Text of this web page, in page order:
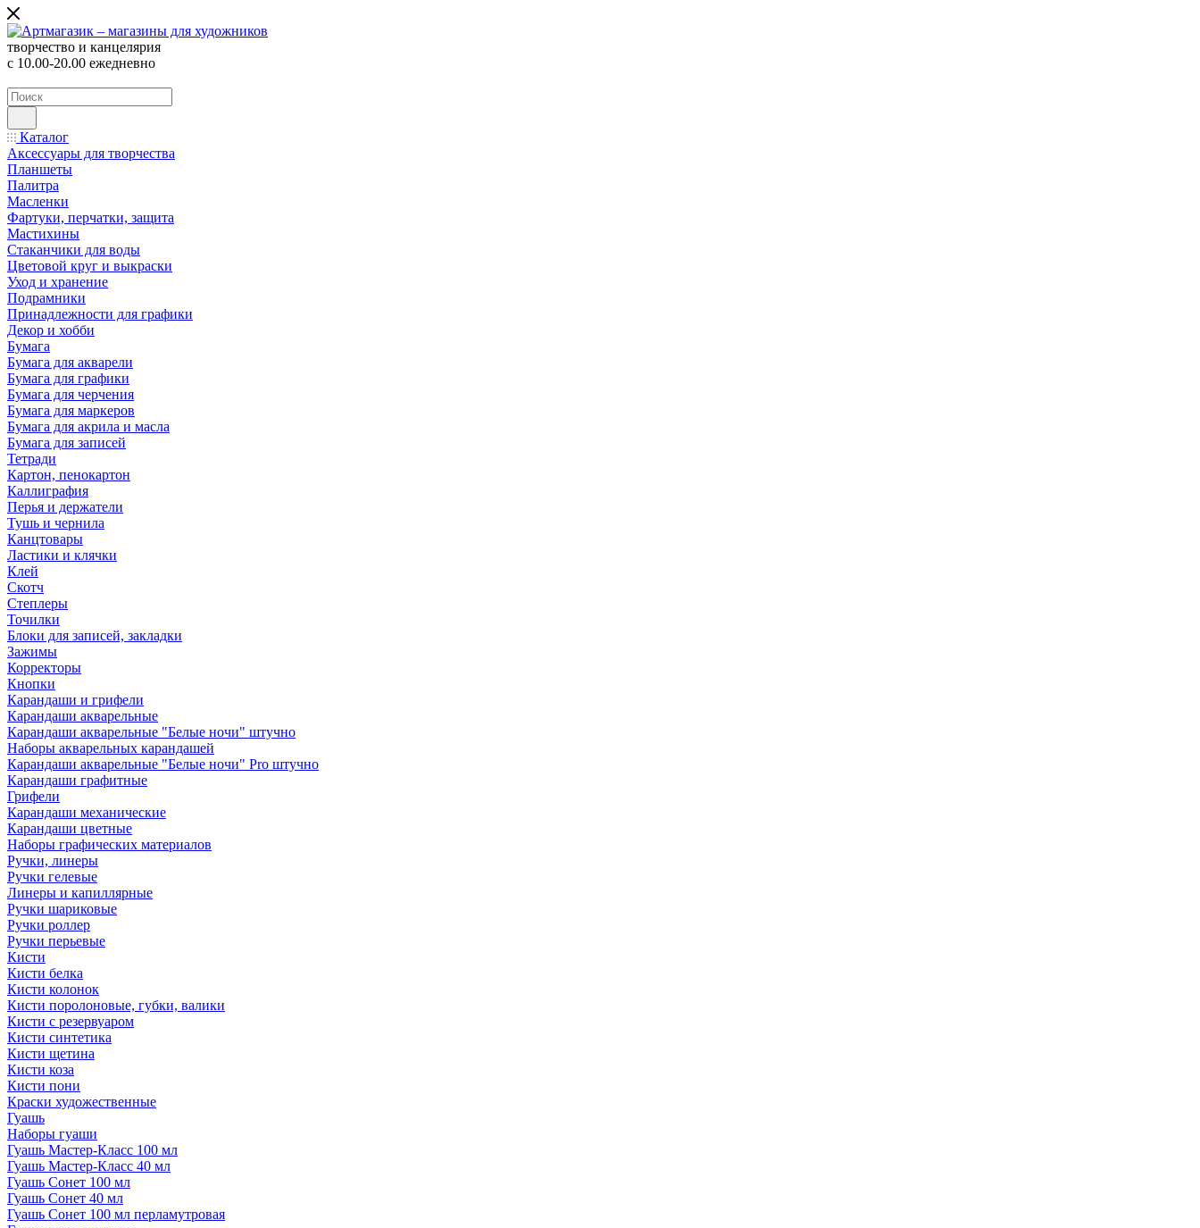
творчество и канцелярия
с 10.00-20.00 ежедневно
Каталог
Аксессуары для творчества
Планшеты
Палитра
Масленки
Фартуки, перчатки, защита
Мастихины
Стаканчики для воды
Цветовой круг и выкраски
Уход и хранение
Подрамники
Принадлежности для графики
Декор и хобби
Бумага
Бумага для акварели
Бумага для графики
Бумага для черчения
Бумага для маркеров
Бумага для акрила и масла
Бумага для записей
Тетради
Картон, пенокартон
Каллиграфия
Перья и держатели
Тушь и чернила
Канцтовары
Ластики и клячки
Клей
Скотч
Степлеры
Точилки
Блоки для записей, закладки
Зажимы
Корректоры
Кнопки
Карандаши и грифели
Карандаши акварельные
Карандаши акварельные "Белые ночи" штучно
Наборы акварельных карандашей
Карандаши акварельные "Белые ночи" Pro штучно
Карандаши графитные
Грифели
Карандаши механические
Карандаши цветные
Наборы графических материалов
Ручки, линеры
Ручки гелевые
Линеры и капиллярные
Ручки шариковые
Ручки роллер
Ручки перьевые
Кисти
Кисти белка
Кисти колонок
Кисти поролоновые, губки, валики
Кисти с резервуаром
Кисти синтетика
Кисти щетина
Кисти коза
Кисти пони
Краски художественные
Гуашь
Наборы гуаши
Гуашь Мастер-Класс 100 мл
Гуашь Мастер-Класс 40 мл
Гуашь Сонет 100 мл
Гуашь Сонет 40 мл
Гуашь Сонет 100 мл перламутровая